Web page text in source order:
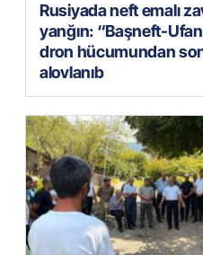
Rusiyada neft emalı
yanğın: “Başneft-
dron hücumundan
alovlanıb